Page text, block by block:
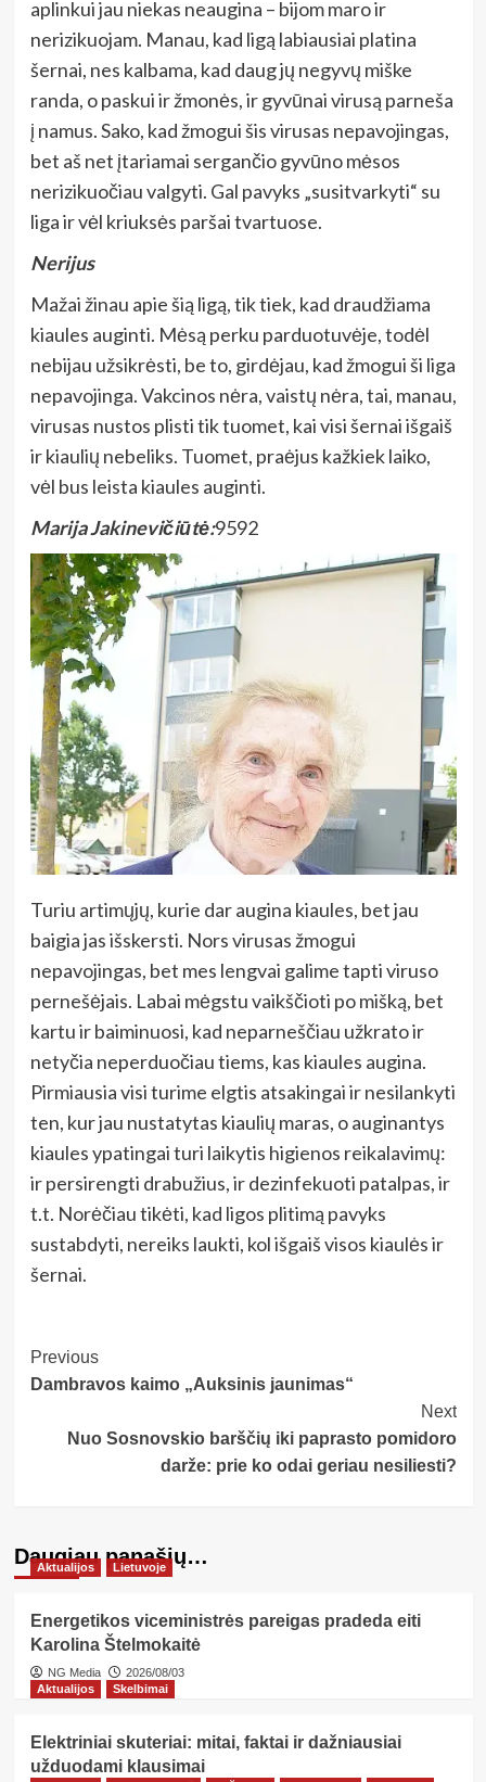
aplinkui jau niekas neaugina – bijom maro ir
nerizikuojam. Manau, kad ligą labiausiai platina
šernai, nes kalbama, kad daug jų negyvų miške
randa, o paskui ir žmonės, ir gyvūnai virusą parneša
į namus. Sako, kad žmogui šis virusas nepavojingas,
bet aš net įtariamai sergančio gyvūno mėsos
nerizikuočiau valgyti. Gal pavyks „susitvarkyti“ su
liga ir vėl kriuksės paršai tvartuose.
Nerijus
Mažai žinau apie šią ligą, tik tiek, kad draudžiama
kiaules auginti. Mėsą perku parduotuvėje, todėl
nebijau užsikrėsti, be to, girdėjau, kad žmogui ši liga
nepavojinga. Vakcinos nėra, vaistų nėra, tai, manau,
virusas nustos plisti tik tuomet, kai visi šernai išgaiš
ir kiaulių nebeliks. Tuomet, praėjus kažkiek laiko,
vėl bus leista kiaules auginti.
Marija Jakinevičiūtė:9592
Turiu artimųjų, kurie dar augina kiaules, bet jau
baigia jas išskersti. Nors virusas žmogui
nepavojingas, bet mes lengvai galime tapti viruso
pernešėjais. Labai mėgstu vaikščioti po mišką, bet
kartu ir baiminuosi, kad neparneščiau užkrato ir
netyčia neperduočiau tiems, kas kiaules augina.
Pirmiausia visi turime elgtis atsakingai ir nesilankyti
ten, kur jau nustatytas kiaulių maras, o auginantys
kiaules ypatingai turi laikytis higienos reikalavimų:
ir persirengti drabužius, ir dezinfekuoti patalpas, ir
t.t. Norėčiau tikėti, kad ligos plitimą pavyks
sustabdyti, nereiks laukti, kol išgaiš visos kiaulės ir
šernai.
Post
Navigation
Previous
Dambravos kaimo „Auksinis jaunimas“
Next
Nuo Sosnovskio barščių iki paprasto pomidoro
darže: prie ko odai geriau nesiliesti?
Daugiau panašių…
Aktualijos Lietuvoje
Energetikos viceministrės pareigas pradeda eiti
Karolina Štelmokaitė
NG Media
2026/08/03
Aktualijos
Skelbimai
Elektriniai skuteriai: mitai, faktai ir dažniausiai
užduodami klausimai